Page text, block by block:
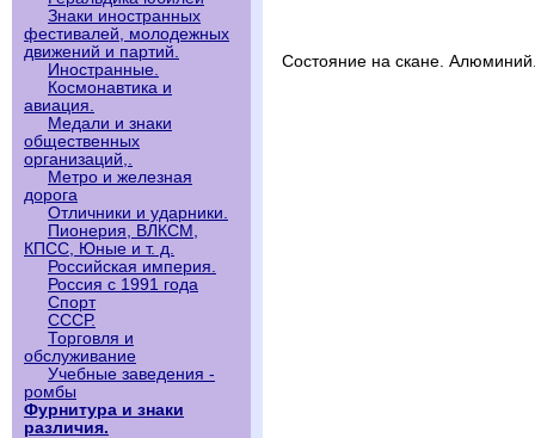
Знаки иностранных
фестивалей, молодежных
движений и партий.
Иностранные.
Космонавтика и
авиация.
Медали и знаки
общественных
организаций,.
Метро и железная
дорога
Отличники и ударники.
Пионерия, ВЛКСМ,
КПСС, Юные и т. д.
Российская империя.
Россия с 1991 года
Спорт
СССР.
Торговля и
обслуживание
Учебные заведения -
ромбы
Фурнитура и знаки
различия.
Состояние на скане.